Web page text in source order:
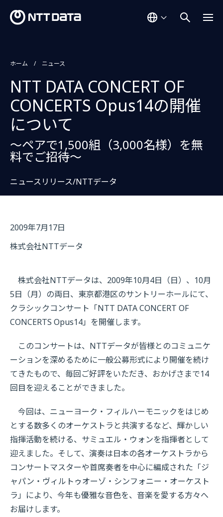
ホーム ニュース
NTT DATA CONCERT OF
CONCERTS Opus14の開催
について
〜ペアで1,500組（3,000名様）を無
料でご招待〜
ニュースリリース/NTTデータ
2009年7月17日
株式会社NTTデータ
株式会社NTTデータは、2009年10月4日（日）、10月
5日（月）の両日、東京都港区のサントリーホールにて、
クラシックコンサート「NTT DATA CONCERT OF
CONCERTS Opus14」を開催します。
このコンサートは、NTTデータが皆様とのコミュニケ
ーションを深めるために一般公募形式により開催を続け
てきたもので、毎回ご好評をいただき、おかげさまで14
回目を迎えることができました。
今回は、ニューヨーク・フィルハーモニックをはじめ
とする数多くのオーケストラと共演するなど、輝かしい
指揮活動を続ける、サミュエル・ウォンを指揮者として
迎えました。そして、演奏は日本の各オーケストラから
コンサートマスターや首席奏者を中心に編成された「ジ
ャパン・ヴィルトゥオーゾ・シンフォニー・オーケスト
ラ」により、今年も優雅な音色を、音楽を愛する方々へ
お届けします。